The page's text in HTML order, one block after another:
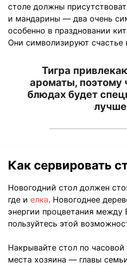
столе должны
и мандарины — два очень
особенно в праздновании
Они символизируют счастье
Тигра
ароматы, поэтому
блюдах будет
Как сервировать
Новогодний стол должен
где и елка. Новогоднее
энергии процветания между
пользуйтесь этой
Накрывайте стол по часовой
места хозяина — главы